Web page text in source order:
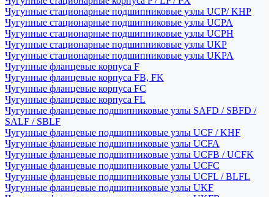
Чугунные стационарные подшипниковые узлы UCP/ KHP
Чугунные стационарные подшипниковые узлы UCPA
Чугунные стационарные подшипниковые узлы UCPH
Чугунные стационарные подшипниковые узлы UKP
Чугунные стационарные подшипниковые узлы UKPA
Чугунные фланцевые корпуса F
Чугунные фланцевые корпуса FB, FK
Чугунные фланцевые корпуса FC
Чугунные фланцевые корпуса FL
Чугунные фланцевые подшипниковые узлы SAFD / SBFD /
SALF / SBLF
Чугунные фланцевые подшипниковые узлы UCF / KHF
Чугунные фланцевые подшипниковые узлы UCFA
Чугунные фланцевые подшипниковые узлы UCFB / UCFK
Чугунные фланцевые подшипниковые узлы UCFC
Чугунные фланцевые подшипниковые узлы UCFL / BLFL
Чугунные фланцевые подшипниковые узлы UKF